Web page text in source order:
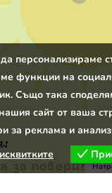
за
персонализираме
функции на
Също така
сайт от ваша
за реклама и